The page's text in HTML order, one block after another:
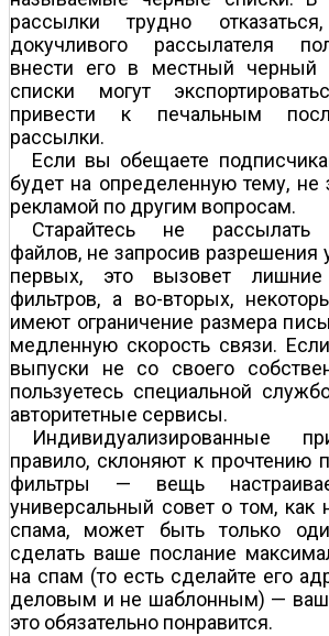
рассылки трудно
докучливого рассылателя
внести его в местный черный
списки могут
привести к печальным
рассылки.
Если вы обещаете
будет на определенную тему, не
рекламой по другим вопросам.
Старайтесь не рассылать
файлов, не запросив разрешения
первых, это вызовет
фильтров, а во-вторых,
имеют ограничение размера
медленную скорость связи.
выпуски не со своего
пользуетесь специальной
авторитетные сервисы.
Индивидуализированные
правило, склоняют к прочтению
фильтры — вещь
универсальный совет о том, как
спама, может быть только
сделать ваше послание
на спам (то есть сделайте его
деловым и не шаблонным) —
это обязательно понравится.